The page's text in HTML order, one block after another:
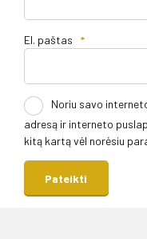
El. paštas *
Noriu savo
adresą ir interneto
kitą kartą vėl norėsiu